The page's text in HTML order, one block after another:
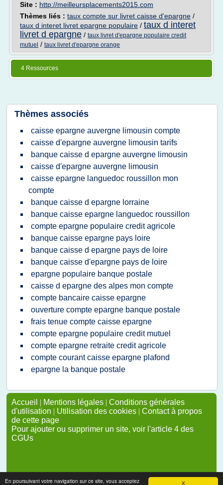
X
En poursuivant votre navigation sur ce site, vous acceptez
Site : http://meilleursplacements2015.com
Thèmes liés : taux compte sur livret caisse d'epargne /
taux d interet livret epargne populaire / taux d interet
livret d epargne / taux livret d'epargne populaire credit
mutuel / taux livret d'epargne orange
4 Ressources
Thèmes associés
caisse epargne auvergne limousin compte
caisse d'epargne auvergne limousin tarifs
banque caisse d epargne auvergne limousin
caisse d'epargne auvergne limousin
caisse epargne languedoc roussillon mon
compte
banque caisse d epargne lorraine
banque caisse epargne languedoc roussillon
compte epargne populaire credit agricole
banque caisse epargne pays loire
banque caisse d epargne pays de loire
banque caisse d'epargne pays de loire
epargne populaire banque postale
caisse d epargne des alpes mon compte
compte bancaire caisse epargne
ouverture compte epargne banque postale
frais tenue compte caisse epargne
compte epargne populaire credit mutuel
compte epargne retraite credit agricole
compte courant caisse epargne plafond
epargne la banque postale
Accueil | Mentions légales | Conditions générales
d'utilisation | Utilisation des cookies | Contact à propos
de cette page
Pour ajouter ou supprimer un site, voir l'article 4 des
CGUs